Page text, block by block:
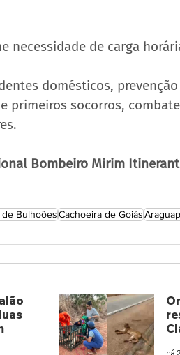
necessidade de carga
domésticos,
primeiros socorros,
Bombeiro Mirim
BulhoõesCachoeira de Goiás
há